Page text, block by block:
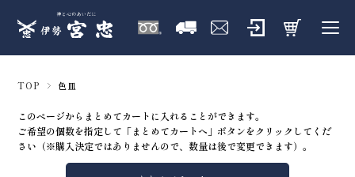
TOP 色皿
このページからまとめてカートに入れることができます。
ご希望の個数を指定して「まとめてカートへ」ボタンをクリックしてくだ
さい（※購入決定ではありませんので、数量は後で変更できます）。